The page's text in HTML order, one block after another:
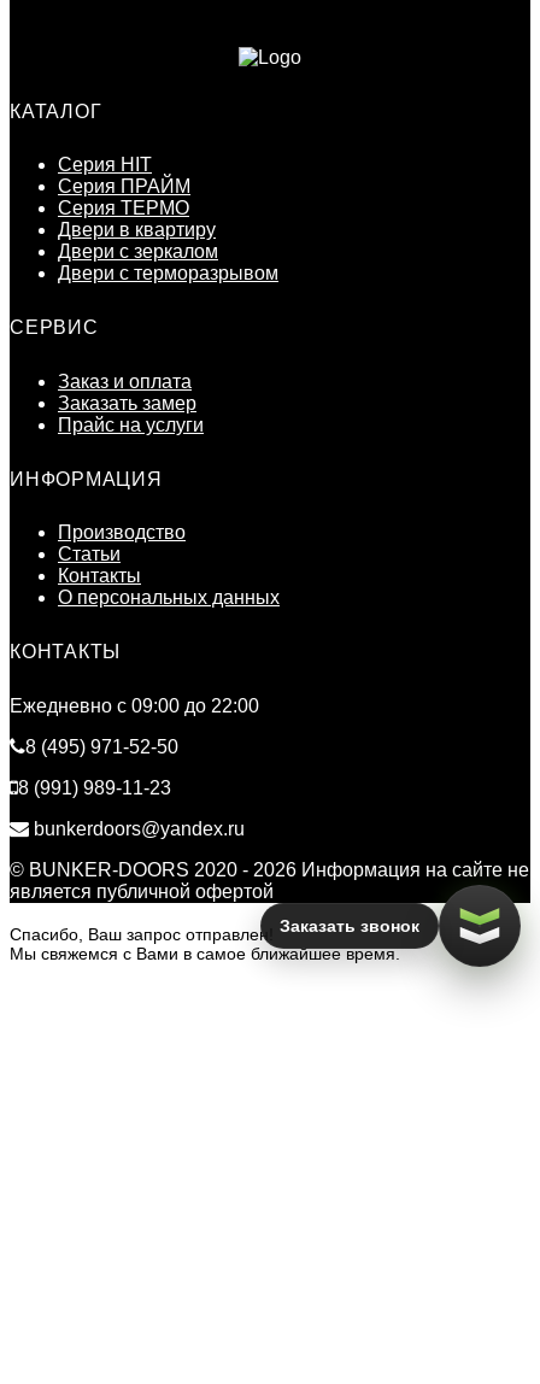
Заказать звонок
КАТАЛОГ
Серия HIT
Серия ПРАЙМ
Серия ТЕРМО
Двери в квартиру
Двери с зеркалом
Двери с терморазрывом
СЕРВИС
Заказ и оплата
Заказать замер
Прайс на услуги
ИНФОРМАЦИЯ
Производство
Статьи
Контакты
О персональных данных
КОНТАКТЫ
Ежедневно c 09:00 до 22:00
8 (495) 971-52-50
8 (991) 989-11-23
bunkerdoors@yandex.ru
© BUNKER-DOORS 2020 - 2026 Информация на сайте не
является публичной офертой
Спасибо, Ваш запрос отправлен!
Мы свяжемся с Вами в самое ближайшее время.